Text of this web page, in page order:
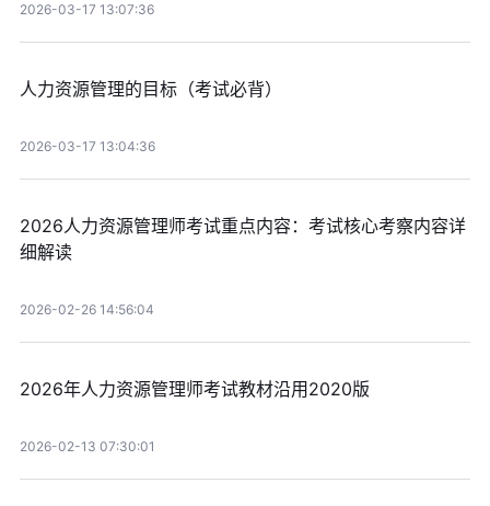
2026-03-17 13:07:36
人力资源管理的目标（考试必背）
2026-03-17 13:04:36
2026人力资源管理师考试重点内容：考试核心考察内容详
细解读
2026-02-26 14:56:04
2026年人力资源管理师考试教材沿用2020版
2026-02-13 07:30:01